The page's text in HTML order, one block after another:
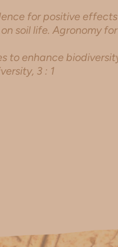
for positive
soil life. Agronomy for
to enhance
3 : 1